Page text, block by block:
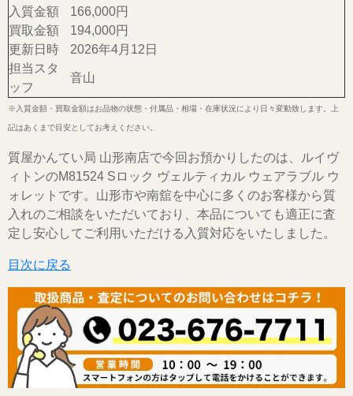
入質金額
166,000円
買取金額
194,000円
更新日時
2026年4月12日
担当スタ
ッフ
音山
※入質金額・買取金額はお品物の状態・付属品・相場・在庫状況により日々変動致します。上
記はあくまで目安としてお考えください。
質屋かんてい局 山形南店で今回お預かりしたのは、ルイヴ
ィトンのM81524 Sロック ヴェルティカル ウェアラブル ウ
ォレットです。山形市や南舘を中心に多くのお客様から質
入れのご相談をいただいており、本品についても適正に査
定し安心してご利用いただける入質対応をいたしました。
目次に戻る